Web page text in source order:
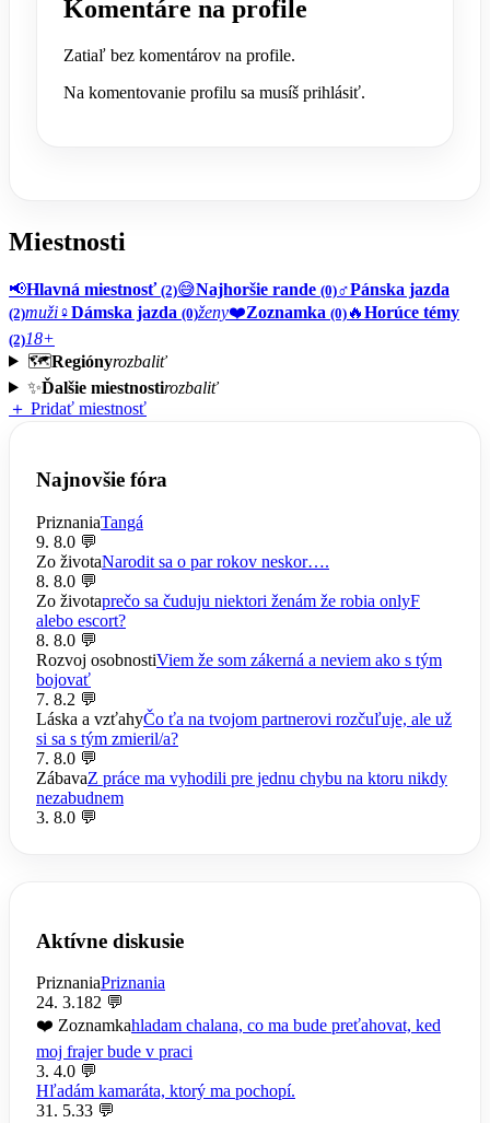
Komentáre na profile
Zatiaľ bez komentárov na profile.
Na komentovanie profilu sa musíš prihlásiť.
Miestnosti
📢Hlavná miestnosť (2)😅Najhoršie rande (0)♂️Pánska jazda
(2)muži♀️Dámska jazda (0)ženy❤️Zoznamka (0) 🔥Horúce témy
(2)18+
🗺️Regiónyrozbaliť
✨Ďalšie miestnostirozbaliť
＋ Pridať miestnosť
Najnovšie fóra
PriznaniaTangá
9. 8.0 💬
Zo životaNarodit sa o par rokov neskor….
8. 8.0 💬
Zo životaprečo sa čuduju niektori ženám že robia onlyF
alebo escort?
8. 8.0 💬
Rozvoj osobnostiViem že som zákerná a neviem ako s tým
bojovať
7. 8.2 💬
Láska a vzťahyČo ťa na tvojom partnerovi rozčuľuje, ale už
si sa s tým zmieril/a?
7. 8.0 💬
ZábavaZ práce ma vyhodili pre jednu chybu na ktoru nikdy
nezabudnem
3. 8.0 💬
Aktívne diskusie
PriznaniaPriznania
24. 3.182 💬
❤️ Zoznamkahladam chalana, co ma bude preťahovat, ked
moj frajer bude v praci
3. 4.0 💬
Hľadám kamaráta, ktorý ma pochopí.
31. 5.33 💬